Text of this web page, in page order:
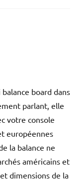
balance board dans
parlant, elle
votre console
européennes
la balance ne
américains et
dimensions de la